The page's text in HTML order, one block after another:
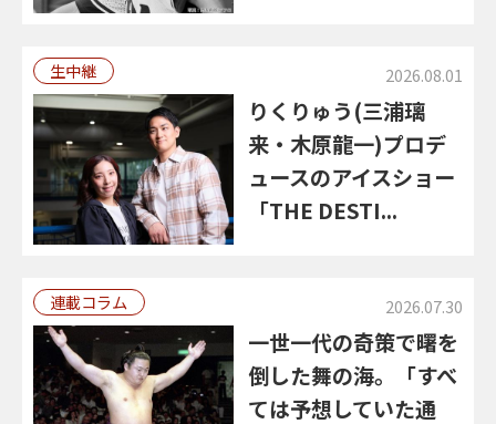
生中継 2026.08.01
りくりゅう(三浦璃
来・木原龍一)プロデ
ュースのアイスショー
「THE DESTI...
連載コラム 2026.07.30
一世一代の奇策で曙を
倒した舞の海。「すべ
ては予想していた通